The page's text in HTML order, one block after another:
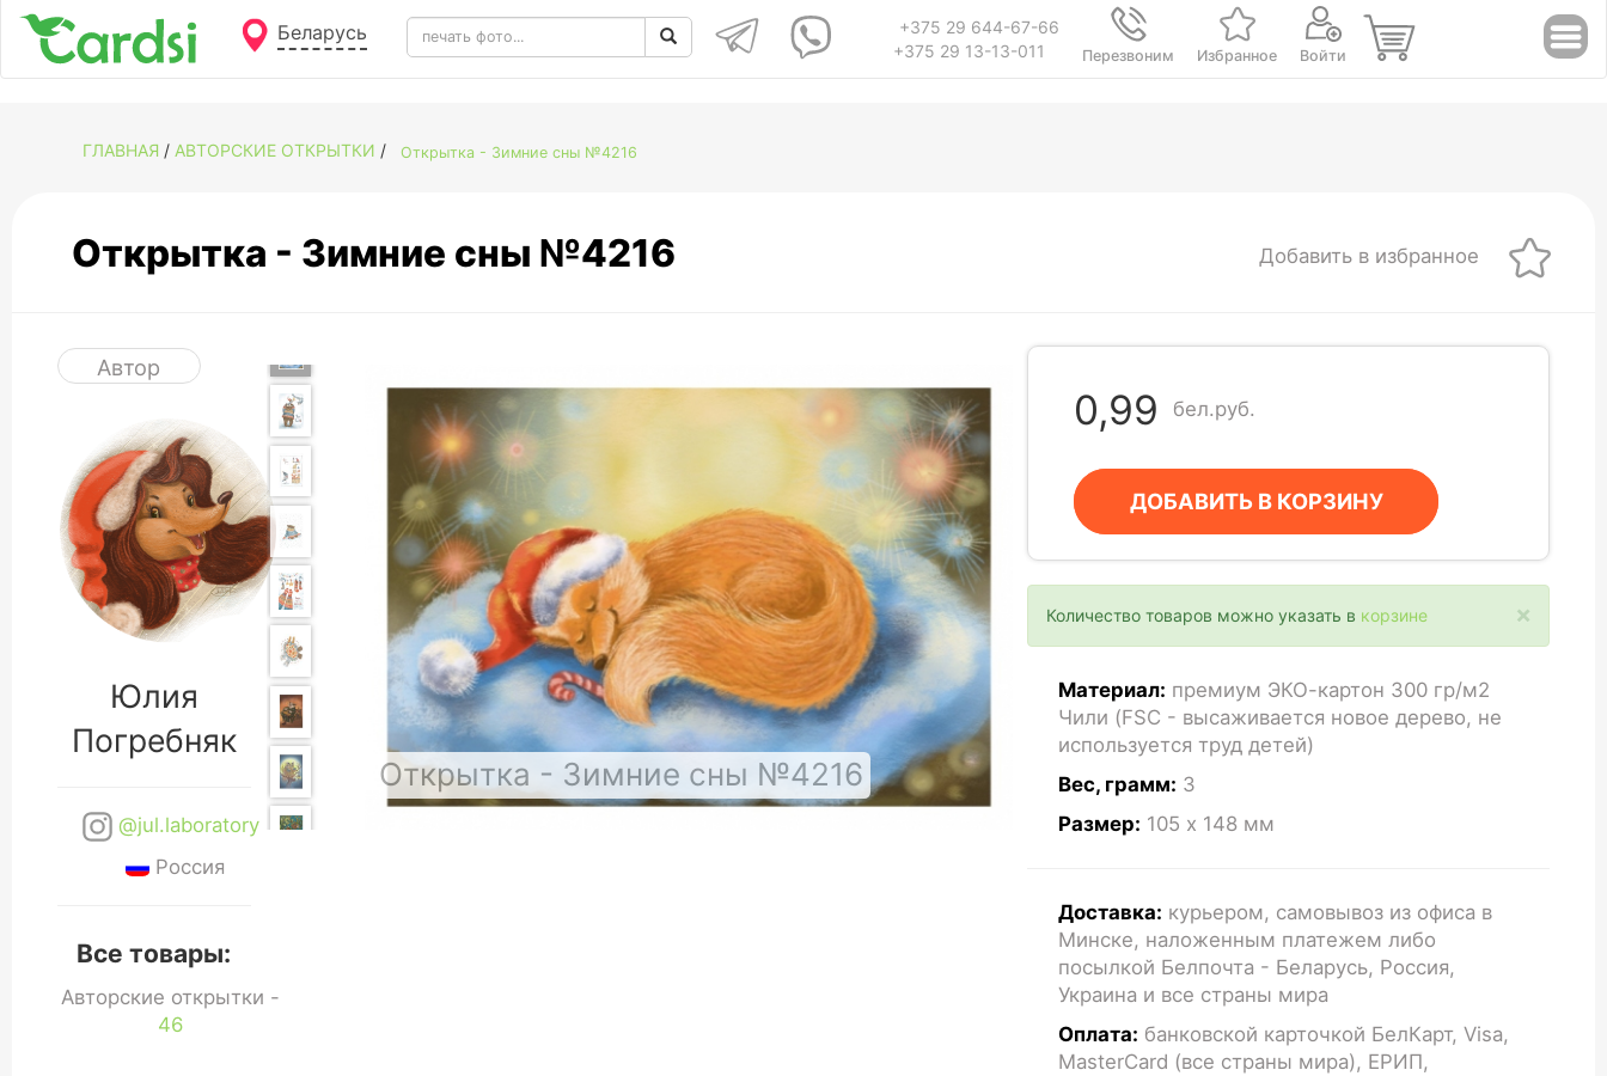
Беларусь
+375 29 644-67-66
+375 29 13-13-011
Перезвоним Избранное Войти
ГЛАВНАЯ / АВТОРСКИЕ ОТКРЫТКИ / Открытка - Зимние сны №4216
Открытка - Зимние сны №4216 Добавить в избранное
Автор
Юлия
Погребняк
@jul.laboratory
Россия
Все товары:
Авторские открытки -
46
Открытка - Зимние сны №4216
0,99 бел.руб.
ДОБАВИТЬ В КОРЗИНУ
×
Количество товаров можно указать в корзине
Материал: премиум ЭКО-картон 300 гр/м2
Чили (FSC - высаживается новое дерево, не
используется труд детей)
Вес, грамм: 3
Размер: 105 x 148 мм
Доставка: курьером, самовывоз из офиса в
Минске, наложенным платежем либо
посылкой Белпочта - Беларусь, Россия,
Украина и все страны мира
Оплата: банковской карточкой БелКарт, Visa,
MasterCard (все страны мира), ЕРИП,